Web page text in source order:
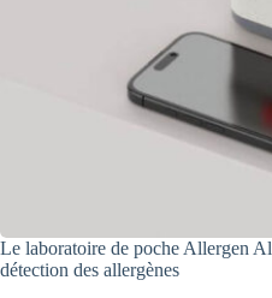
Le laboratoire de poche Allergen
détection des allergènes